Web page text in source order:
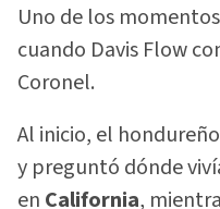
Uno de los
cuando Davis Flow
Coronel.
Al inicio, el
y preguntó dónde
en California,